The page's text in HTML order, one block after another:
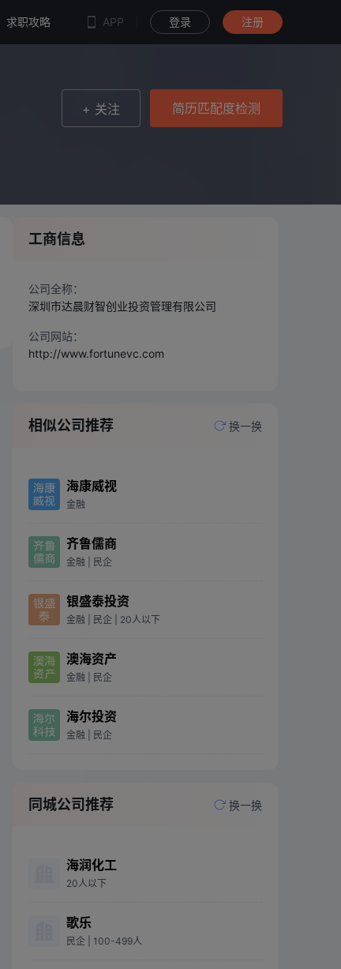
求职攻略 APP 登录 注册
+ 关注 简历匹配度检测
工商信息
公司全称：
深圳市达晨财智创业投资管理有限公司
公司网站：
http://www.fortunevc.com
相似公司推荐 换一换
海康威视
金融
齐鲁儒商
金融 | 民企
银盛泰投资
金融 | 民企 | 20人以下
澳海资产
金融 | 民企
海尔投资
金融 | 民企
同城公司推荐 换一换
海润化工
20人以下
歌乐
民企 | 100-499人